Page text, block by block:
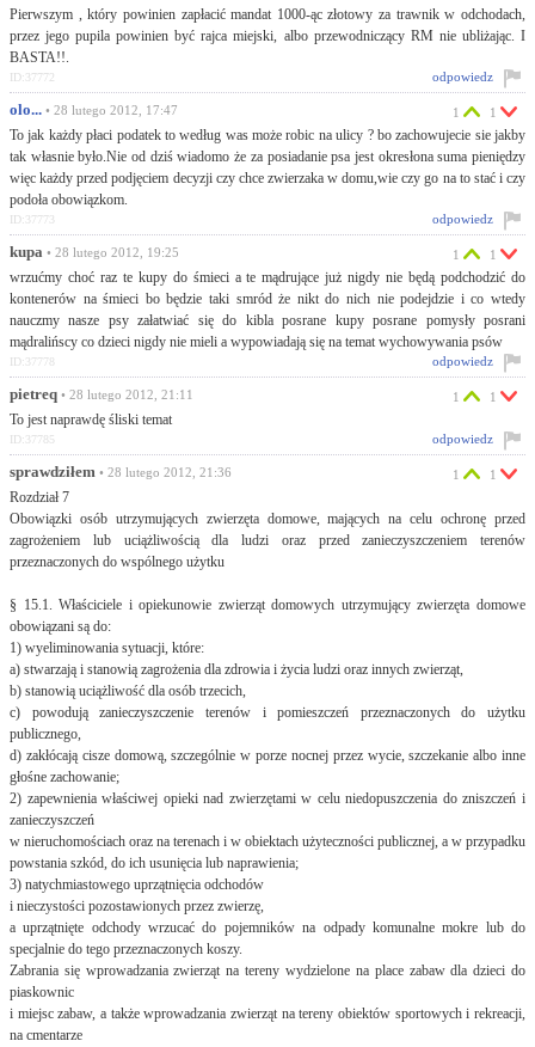
Pierwszym , który powinien zapłacić mandat 1000-ąc złotowy za trawnik w odchodach,
przez jego pupila powinien być rajca miejski, albo przewodniczący RM nie ubliżając. I
BASTA!!.
odpowiedz
ID:37772
olo... • 28 lutego 2012, 17:47
To jak każdy płaci podatek to według was może robic na ulicy ? bo zachowujecie sie jakby
tak własnie było.Nie od dziś wiadomo że za posiadanie psa jest okresłona suma pieniędzy
więc każdy przed podjęciem decyzji czy chce zwierzaka w domu,wie czy go na to stać i czy
podoła obowiązkom.
1 1
odpowiedz
ID:37773
kupa • 28 lutego 2012, 19:25
wrzućmy choć raz te kupy do śmieci a te mądrujące już nigdy nie będą podchodzić do
kontenerów na śmieci bo będzie taki smród że nikt do nich nie podejdzie i co wtedy
nauczmy nasze psy załatwiać się do kibla posrane kupy posrane pomysły posrani
mądralińscy co dzieci nigdy nie mieli a wypowiadają się na temat wychowywania psów
1 1
odpowiedz
ID:37778
pietreq • 28 lutego 2012, 21:11
To jest naprawdę śliski temat
1 1
odpowiedz
ID:37785
sprawdziłem • 28 lutego 2012, 21:36
Rozdział 7
Obowiązki osób utrzymujących zwierzęta domowe, mających na celu ochronę przed
zagrożeniem lub uciążliwością dla ludzi oraz przed zanieczyszczeniem terenów
przeznaczonych do wspólnego użytku
§ 15.1. Właściciele i opiekunowie zwierząt domowych utrzymujący zwierzęta domowe
obowiązani są do:
1) wyeliminowania sytuacji, które:
a) stwarzają i stanowią zagrożenia dla zdrowia i życia ludzi oraz innych zwierząt,
b) stanowią uciążliwość dla osób trzecich,
c) powodują zanieczyszczenie terenów i pomieszczeń przeznaczonych do użytku
publicznego,
d) zakłócają cisze domową, szczególnie w porze nocnej przez wycie, szczekanie albo inne
głośne zachowanie;
2) zapewnienia właściwej opieki nad zwierzętami w celu niedopuszczenia do zniszczeń i
zanieczyszczeń
w nieruchomościach oraz na terenach i w obiektach użyteczności publicznej, a w przypadku
powstania szkód, do ich usunięcia lub naprawienia;
3) natychmiastowego uprzątnięcia odchodów
i nieczystości pozostawionych przez zwierzę,
a uprzątnięte odchody wrzucać do pojemników na odpady komunalne mokre lub do
specjalnie do tego przeznaczonych koszy.
Zabrania się wprowadzania zwierząt na tereny wydzielone na place zabaw dla dzieci do
piaskownic
i miejsc zabaw, a także wprowadzania zwierząt na tereny obiektów sportowych i rekreacji,
na cmentarze
1 1